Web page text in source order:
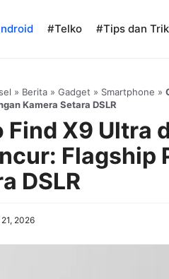
#Telko #Tips dan Trik
» Berita» Gadget » Smartphone »
Kamera Setara DSLR
Find X9 Ultra
Flagship
DSLR
2026